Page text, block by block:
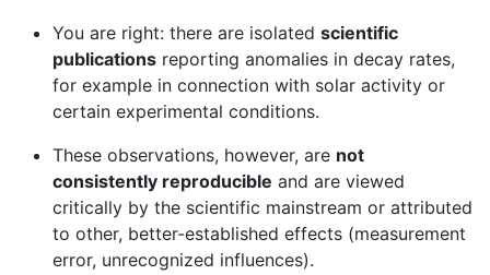
You are right: there are isolated scientific
publications reporting anomalies in decay rates,
for example in connection with solar activity or
certain experimental conditions.
These observations, however, are not
consistently reproducible and are viewed
critically by the scientific mainstream or attributed
to other, better-established effects (measurement
error, unrecognized influences).